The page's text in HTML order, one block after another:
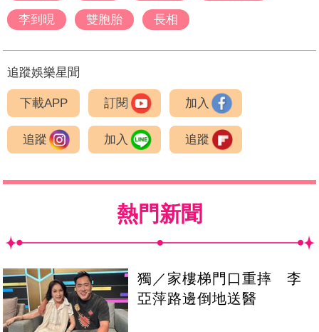
李到晛 雙胞胎 長相
追蹤娛樂星聞
下載APP 訂閱 加入
追蹤 加入 追蹤
熱門新聞
獨／家樓梯門口重摔 李
亞萍路邊倒地送醫